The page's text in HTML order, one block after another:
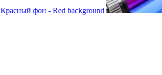
Красный фон - Red background